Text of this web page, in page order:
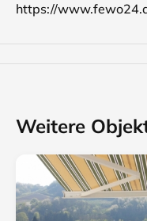
https://
Weitere